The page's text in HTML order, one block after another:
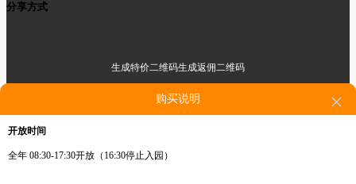
分享方式
生成特价二维码生成返佣二维码
购买说明 ×
开放时间
全年 08:30-17:30开放（16:30停止入园）